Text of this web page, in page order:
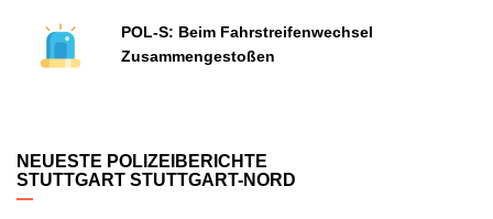
POL-S: Beim Fahrstreifenwechsel
Zusammengestoßen
NEUESTE POLIZEIBERICHTE
STUTTGART STUTTGART-NORD